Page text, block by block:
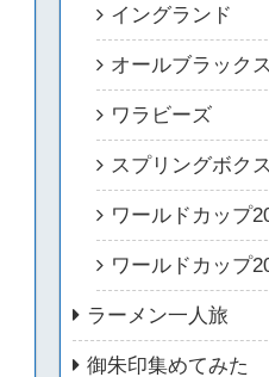
イングランド
オールブラックス
ワラビーズ
スプリングボクス
ワールドカップ
ワールドカップ
ラーメン一人旅
御朱印集めてみた